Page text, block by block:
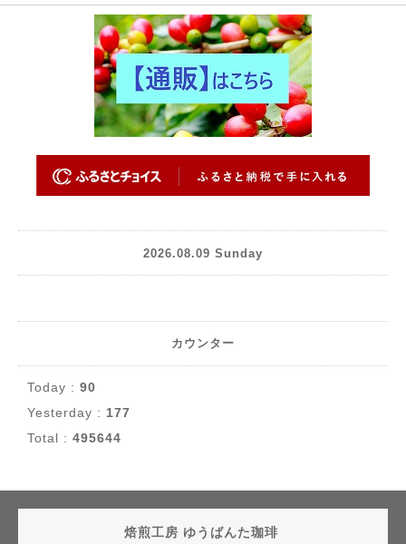
2026.08.09 Sunday
カウンター
Today : 90
Yesterday : 177
Total : 495644
焙煎工房 ゆうばんた珈琲